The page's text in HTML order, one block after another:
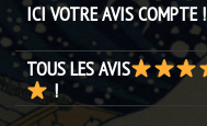
ICI VOTRE AVIS COMPTE !
TOUS LES AVIS
!